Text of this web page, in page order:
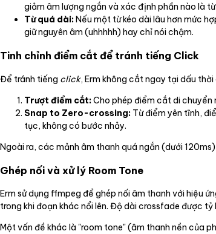
giảm âm lượng ngắn và xác định phần nào là
Từ quá dài:Nếu một từ kéo dài lâu hơn mức
giữ nguyên âm (uhhhhh) hay chỉ nói chậm.
Tinh chỉnh điểm cắt để tránh tiếng Click
Để tránh tiếng click, Erm không cắt ngay tại dấu
Trượt điểm cắt:Cho phép điểm cắt di
Snap to Zero-crossing: Từ điểm yên tĩnh,
tục, không có bước nhảy.
Ngoài ra, các mảnh âm thanh quá ngắn (dưới
Ghép nối và xử lý Room Tone
Erm sử dụng ffmpeg để ghép nối âm thanh với hiệu
trong khi đoạn khác nổi lên. Độ dài crossfade được
Một vấn đề khác là "room tone" (âm thanh nền của